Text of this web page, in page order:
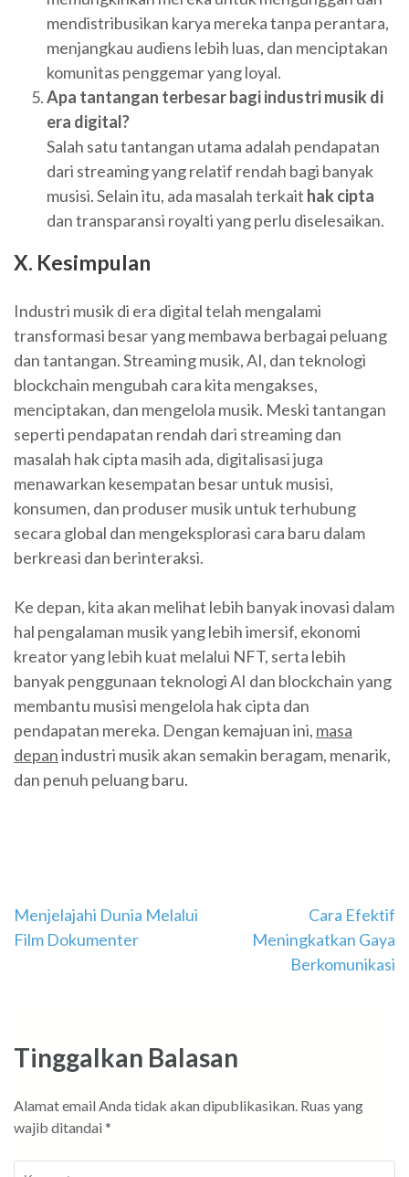
mendistribusikan karya mereka tanpa perantara,
menjangkau audiens lebih luas, dan menciptakan
komunitas penggemar yang loyal.
Apa tantangan terbesar bagi industri musik di
era digital?
Salah satu tantangan utama adalah pendapatan
dari streaming yang relatif rendah bagi banyak
musisi. Selain itu, ada masalah terkait hak cipta
dan transparansi royalti yang perlu diselesaikan.
X. Kesimpulan
Industri musik di era digital telah mengalami
transformasi besar yang membawa berbagai peluang
dan tantangan. Streaming musik, AI, dan teknologi
blockchain mengubah cara kita mengakses,
menciptakan, dan mengelola musik. Meski tantangan
seperti pendapatan rendah dari streaming dan
masalah hak cipta masih ada, digitalisasi juga
menawarkan kesempatan besar untuk musisi,
konsumen, dan produser musik untuk terhubung
secara global dan mengeksplorasi cara baru dalam
berkreasi dan berinteraksi.
Ke depan, kita akan melihat lebih banyak inovasi dalam
hal pengalaman musik yang lebih imersif, ekonomi
kreator yang lebih kuat melalui NFT, serta lebih
banyak penggunaan teknologi AI dan blockchain yang
membantu musisi mengelola hak cipta dan
pendapatan mereka. Dengan kemajuan ini, masa
depanindustri musik akan semakin beragam, menarik,
dan penuh peluang baru.
Navigasi
pos
Menjelajahi Dunia Melalui
Film Dokumenter
Cara Efektif
Meningkatkan Gaya
Berkomunikasi
Tinggalkan Balasan
Alamat email Anda tidak akan dipublikasikan. Ruas yang
wajib ditandai *